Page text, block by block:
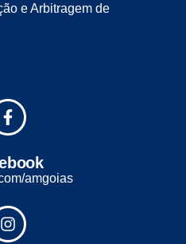
e Arbitragem de
amgoias